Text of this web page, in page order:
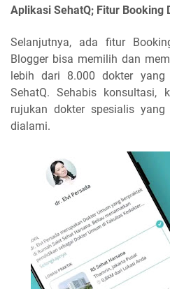
Aplikasi SehatQ; Fitur Booking
Selanjutnya, ada fitur
Blogger bisa memilih dan
lebih dari 8.000 dokter yang
SehatQ. Sehabis konsultasi,
rujukan dokter spesialis
dialami.